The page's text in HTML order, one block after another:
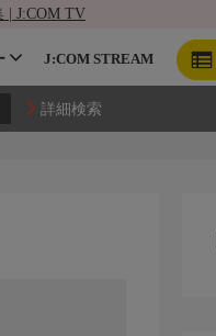
| J:COM TV
J:COM STREAM
詳細検索